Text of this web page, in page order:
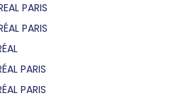
PARIS
PARIS
PARIS
PARIS